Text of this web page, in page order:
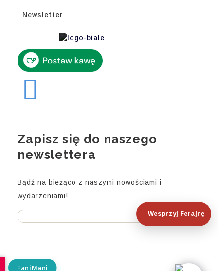
Wesprzyj Ferajnę
Newsletter
Zapisz się do naszego
newslettera
Bądź na bieżąco z naszymi nowościami i
wydarzeniami!